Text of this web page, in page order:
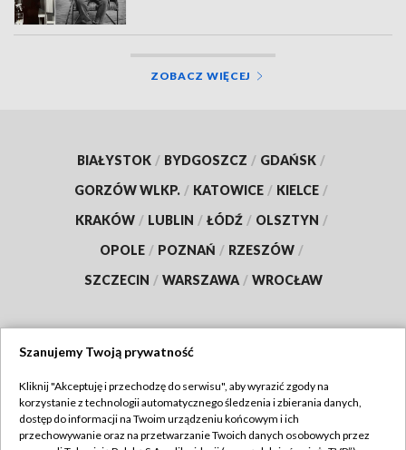
ZOBACZ WIĘCEJ
BIAŁYSTOK / BYDGOSZCZ / GDAŃSK /
GORZÓW WLKP. / KATOWICE / KIELCE /
KRAKÓW / LUBLIN / ŁÓDŹ / OLSZTYN /
OPOLE / POZNAŃ / RZESZÓW /
SZCZECIN / WARSZAWA / WROCŁAW
TVP
Abonament TVP
Regulamin TVP
Szanujemy Twoją prywatność
Kliknij "Akceptuję i przechodzę do serwisu", aby wyrazić zgody na
korzystanie z technologii automatycznego śledzenia i zbierania danych,
dostęp do informacji na Twoim urządzeniu końcowym i ich
przechowywanie oraz na przetwarzanie Twoich danych osobowych przez